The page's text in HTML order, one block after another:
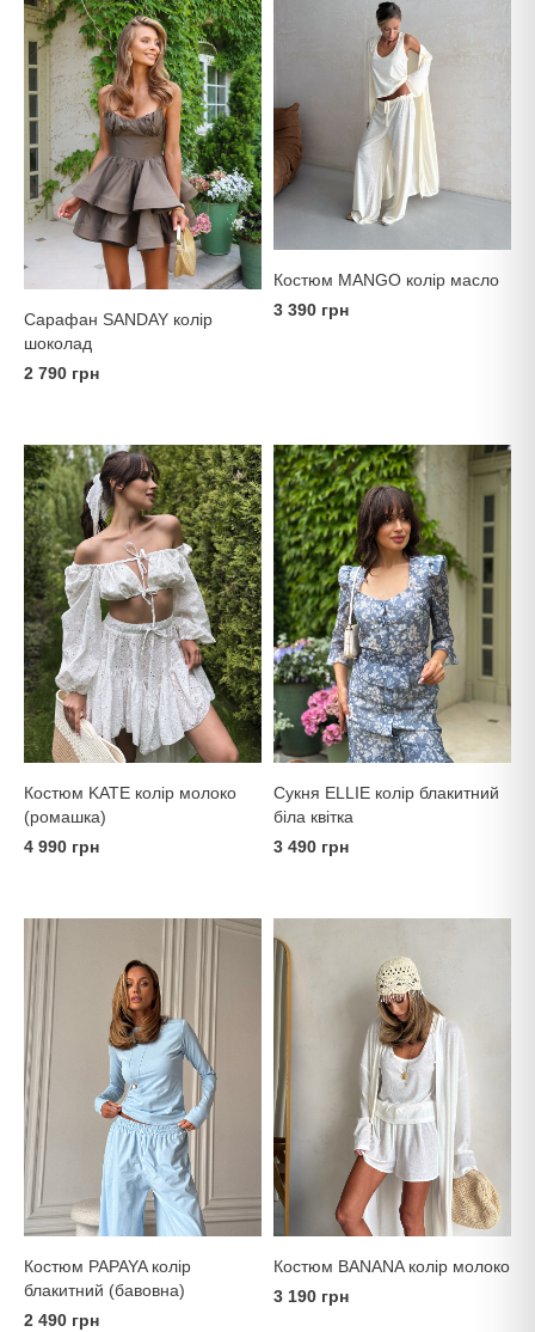
Сарафан SANDAY колір
шоколад
2 790 грн
Костюм MANGO колір масло
3 390 грн
Костюм KATE колір молоко
(ромашка)
4 990 грн
Сукня ELLIE колір блакитний
біла квітка
3 490 грн
Костюм PAPAYA колір
блакитний (бавовна)
2 490 грн
Костюм BANANA колір молоко
3 190 грн